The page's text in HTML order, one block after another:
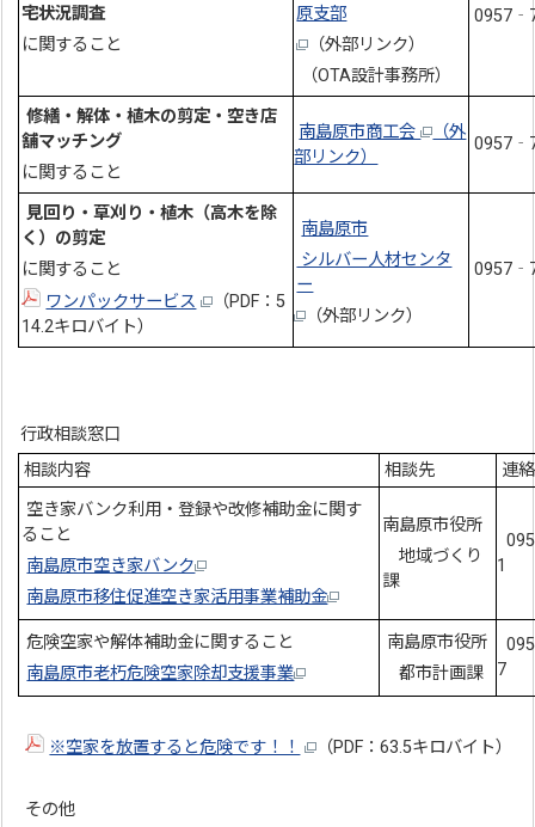
宅状況調査
に関すること
原支部
（外部リンク）
（OTA設計事務所）
修繕・解体・植木の剪定・空き店
舗マッチング
に関すること
南島原市商工会
（外
部リンク）
見回り・草刈り・植木（高木を除
く）の剪定
に関すること
ワンパックサービス
（PDF：5
14.2キロバイト）
南島原市
シルバー人材センタ
ー
（外部リンク）
行政相談窓口
相談内容
相談先
連
空き家バンク利用・登録や改修補助金に関す
ること
南島原市空き家バンク
南島原市移住促進空き家活用事業補助金
南島原市役所
地域づくり
課
1
危険空家や解体補助金に関すること
南島原市老朽危険空家除却支援事業
南島原市役所
都市計画課
7
※空家を放置すると危険です！！ （PDF：63.5キロバイト）
その他